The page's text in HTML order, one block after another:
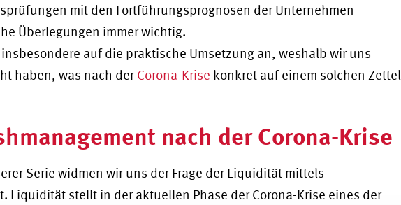
mit den Fortführungsprognosen der Unternehmen
Überlegungen immer wichtig.
auf die praktische Umsetzung an, weshalb wir uns
haben, was nach derCorona-Krise konkret auf einem solchen Zettel
nach der Corona-Krise
Serie widmen wir uns der Frage der Liquidität mittels
Liquidität stellt in der aktuellen Phase der Corona-Krise eines der